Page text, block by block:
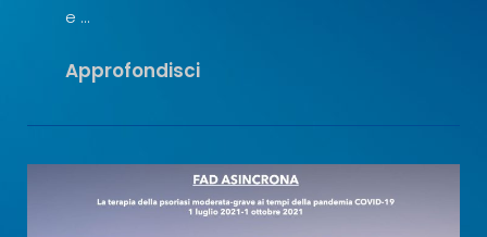
e …
ApprofondisciX
Nazionale
Nuova
FIO